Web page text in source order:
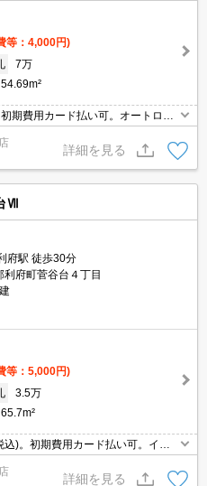
等：4,000円)
7万
54.69m²
期費用カード払い可。オートロッ
詳細を見る
Ⅶ
府駅 徒歩30分
利府町菅谷台４丁目
等：5,000円)
3.5万
65.7m²
)。初期費用カード払い可。イン
。TVインターホン付き。温水洗浄
。バス・トイレ別。浴室乾燥機
詳細を見る